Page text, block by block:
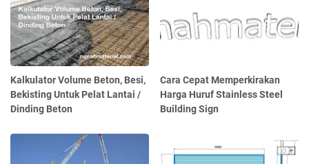
Kalkulator Volume Beton, Besi,
Bekisting Untuk Pelat Lantai /
Dinding Beton
Cara Cepat Memperkirakan
Harga Huruf Stainless Steel
Building Sign